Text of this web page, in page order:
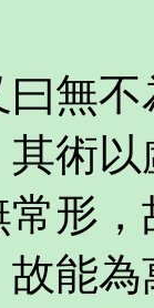
不
術
常形
能